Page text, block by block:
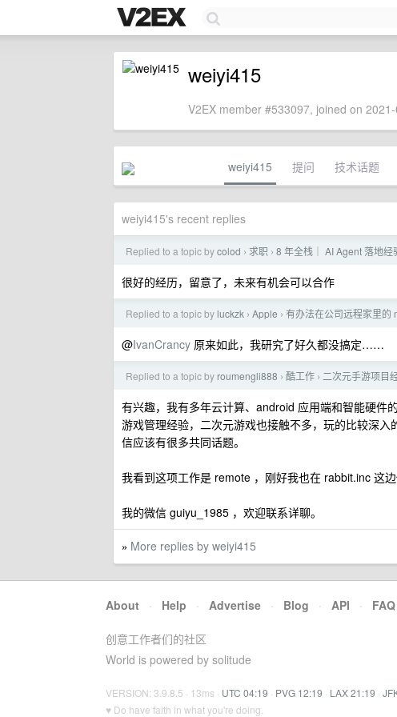
weiyi415
V2EX member #533097, joined on
weiyi415 提问 技术话题
weiyi415's recent replies
Replied to a topic bycolod › 求职 › 8 年全栈｜ AI Agent 落地
很好的经历，留意了，未来有机会可以合作
Replied to a topic by luckzk › Apple › 有办法在公司远程家里的
@IvanCrancy 原来如此，我研究了好久都没搞定……
Replied to a topic by roumengli888 › 酷工作 › 二次元手游项目
有兴趣，我有多年云计算、android 应用端和智能硬件
游戏管理经验，二次元游戏也接触不多，玩的比较深
信应该有很多共同话题。
我看到这项工作是 remote ，刚好我也在 rabbit.inc 这边
我的微信 guiyu_1985 ，欢迎联系详聊。
» More replies by weiyi415
About · Help · Advertise · Blog · API · FAQ
创意工作者们的社区
World is powered by solitude
VERSION: 3.9.8.5 · 13ms · UTC 04:19 · PVG 12:19 · LAX 21:19 ·
♥ Do have faith in what you're doing.